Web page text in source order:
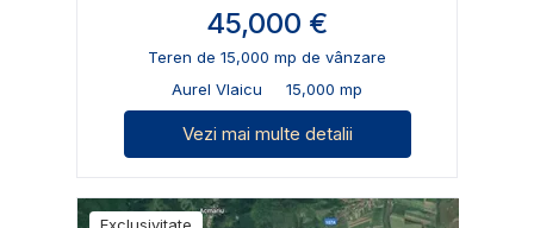
45,000 €
Teren de 15,000 mp de vânzare
Aurel Vlaicu
15,000 mp
Vezi mai multe detalii